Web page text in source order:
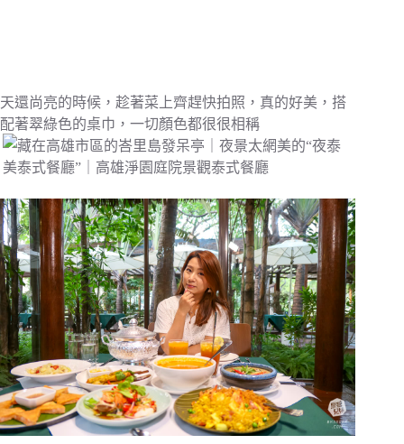
天還尚亮的時候，趁著菜上齊趕快拍照，真的好美，搭
配著翠綠色的桌巾，一切顏色都很很相稱